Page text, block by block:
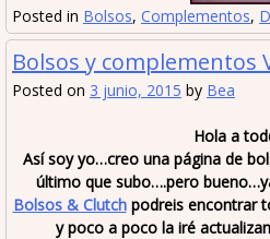
Posted in Bolsos, Complementos,
Bolsos y complementos
Posted on 3 junio, 2015 by Bea
Hola a
Así soy yo…creo una página de
último que subo….pero
Bolsos & Clutchpodreis encontrar
y poco a poco la iré